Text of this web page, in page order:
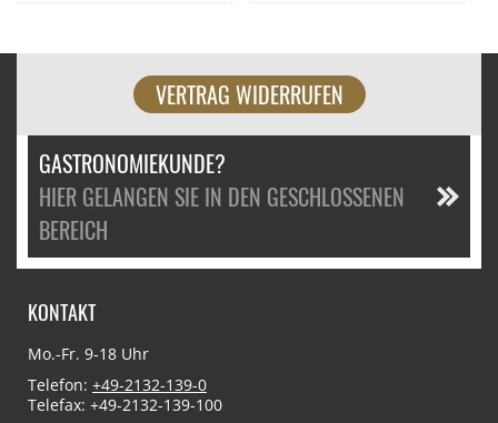
VERTRAG WIDERRUFEN
GASTRONOMIEKUNDE?
HIER GELANGEN SIE IN DEN GESCHLOSSENEN
BEREICH
KONTAKT
Mo.-Fr. 9-18 Uhr
Telefon: +49-2132-139-0
Telefax: +49-2132-139-100